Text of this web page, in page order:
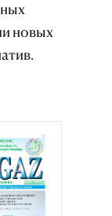
новых